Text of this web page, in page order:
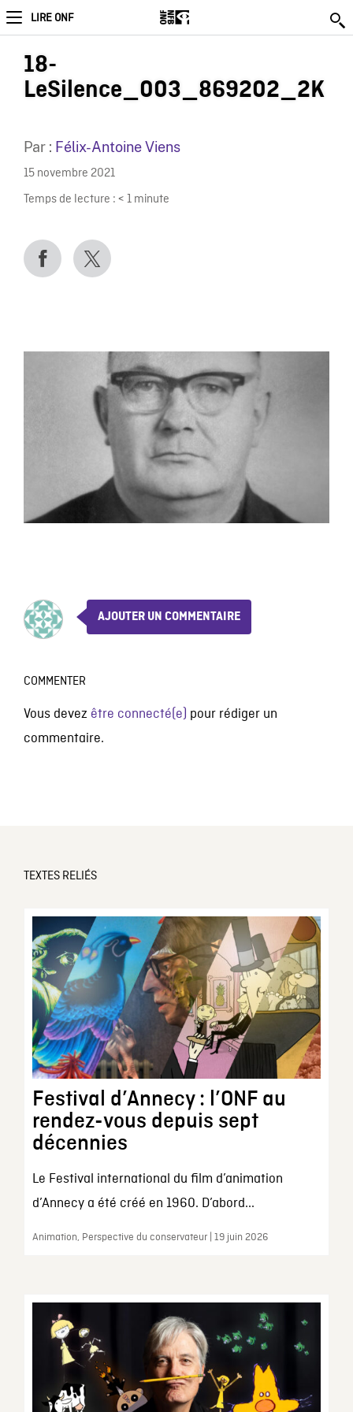
LIRE ONF
18-
LeSilence_003_869202_2K
Par : Félix-Antoine Viens
15 novembre 2021
Temps de lecture : < 1 minute
AJOUTER UN COMMENTAIRE
COMMENTER
Vous devez être connecté(e) pour rédiger un
commentaire.
TEXTES RELIÉS
Festival d’Annecy : l’ONF au
rendez-vous depuis sept
décennies
Le Festival international du film d’animation
d’Annecy a été créé en 1960. D’abord...
Animation, Perspective du conservateur | 19 juin 2026